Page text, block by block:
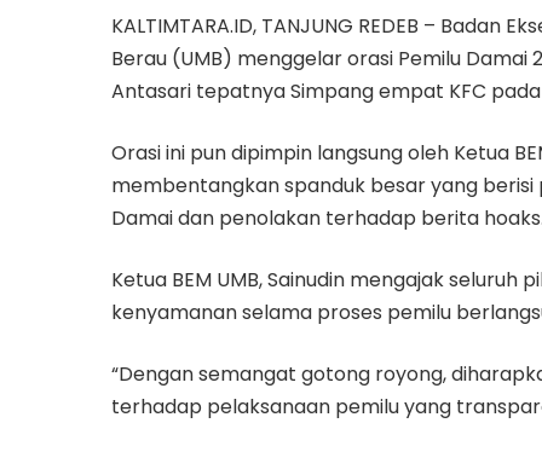
KALTIMTARA.ID, TANJUNG REDEB – Badan
Berau (UMB) menggelar orasi Pemilu
Antasari tepatnya Simpang empat KFC
Orasi ini pun dipimpin langsung oleh Ketua
membentangkan spanduk besar yang
Damai dan penolakan terhadap berita
Ketua BEM UMB, Sainudin mengajak
kenyamanan selama proses pemilu
“Dengan semangat gotong royong,
terhadap pelaksanaan pemilu yang